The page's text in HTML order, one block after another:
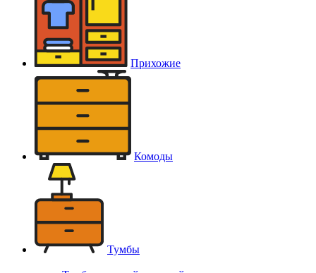
Прихожие
Комоды
Тумбы